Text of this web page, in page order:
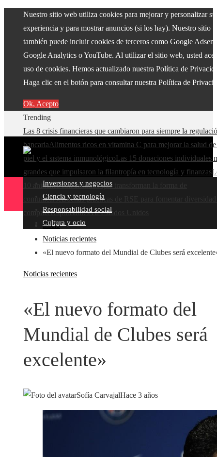
Nuestro sitio web utiliza cookies para mejorar y personalizar su
experiencia y para mostrar anuncios (si los hay). Nuestro sitio
también puede incluir cookies de terceros como Google
Google Analytics o YouTube. Al utilizar el sitio web, usted
uso de cookies. Hemos actualizado nuestra Política de
Haga clic en el botón para consultar nuestra Política de
Ok, Acepto
Trending
Las 8 crisis financieras que cambiaron para siempre la
bancariaAlimentos ricos en vitamina C para mejorar la salud
piel y el sistema inmunológicoLas 15 donaciones individuales
grandes que impulsaron la filantropía en tecnología y finanzas
10 animales con sentidos que transforman la forma de
comunicarseBuenas prácticas de RSE para fomentar
compras responsables en Estados Unidos
Inversiones y negocios
Ciencia y tecnología
Responsabilidad social
Cultura y ocio
Inicio
Noticias recientes
«El nuevo formato del Mundial de Clubes será
Noticias recientes
«El nuevo formato del
Mundial de Clubes será
excelente»
Sofía CarvajalHace 3 años